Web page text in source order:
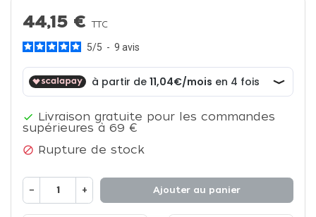
44,15 €TTC
5/5 - 9 avis
 Livraison gratuite pour les commandes
supérieures à 69 €
 Rupture de stock
− + Ajouter au panier